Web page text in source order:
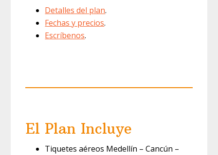
Detalles del plan.
Fechas y precios.
Escríbenos.
El Plan Incluye
Tiquetes aéreos Medellín – Cancún –